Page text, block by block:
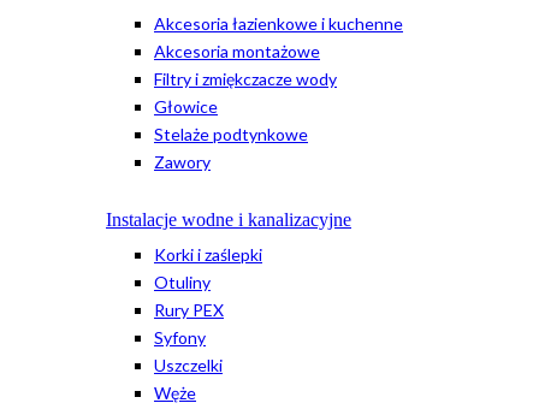
Akcesoria łazienkowe i kuchenne
Akcesoria montażowe
Filtry i zmiękczacze wody
Głowice
Stelaże podtynkowe
Zawory
Instalacje wodne i kanalizacyjne
Korki i zaślepki
Otuliny
Rury PEX
Syfony
Uszczelki
Węże